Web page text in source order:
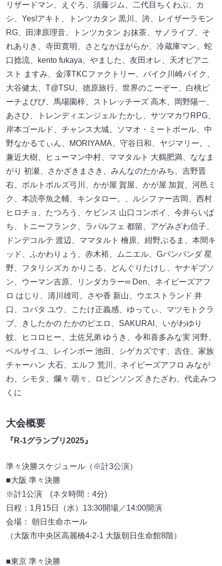
リザードマン、えぐろ、須藤ジム、二代目ちくわぶ、カ
シ、Yes!アキト、トンツカタン 黒川、誇、レイザーラモン
RG、田津原理音、トンツカタン お抹茶、サノライブ、そ
れありき、寺田寛明、さとなかほがらか、冷蔵庫マン、蛇
口捻流、kento fukaya、やました、友田オレ、天才ピアニ
スト ますみ、金澤TKCファクトリー、バイク川崎バイク、
大谷健太、T@TSU、徳原旅行、世界のこーぞー、白桃ピ
ーチよぴぴ、馬場園梓、ストレッチーズ 高木、岡野陽一、
あさひ、トレンディエンジェル たかし、サツマカワRPG、
岸本ゴールド、チャンス大城、ソマオ・ミートボール、中
野なかるてぃん、MORIYAMA、守谷日和、ヤジマリー。、
兼近大樹、ヒューマン中村、ママタルト 大鶴肥満、ななま
がり 初瀬、さかざきまさき、みんなのたかみち、吉野晋
右、ボルトボルズ弓川、かが屋 賀屋、かが屋 加賀、河邑ミ
ク、本読亭魚之輔、キンタロー。、ルシファー吉岡、西村
ヒロチョ、たつろう、ケビンス 山口コンボイ、今井らいぱ
ち、トニーフランク、ラパルフェ 都留、アゲみざわ信子、
ドンデコルテ 渡辺、ママタルト 檜原、紺野ぶるま、本間キ
ッド、ふかわりょう、赤木裕、ムニエル、Gパンパンダ 星
野、フタリシズカ かりこる、どんぐりたけし、ヤナギブソ
ン、ウーマン吉原、リンダカラー∞ Den、ネイビーズアフ
ロ はじり、清川雄司、さや香 新山、ウエストランド 井
口、コバタ ユウ、こたけ正義感、ゆってぃ、マツモトクラ
ブ、きしたかの たかのピエロ、SAKURAI、いがわゆり
蚊、ヒコロヒー、土佐兄弟 ゆうき、令和喜多みな実 河野、
ベルサイユ、レインボー 池田、シゲカズです、吉住、家族
チャーハン 大石、エルフ 荒川、ネイビーズアフロ みなが
わ、シモタ、爛々 萌々、ロビンソンズ きたざわ、代走みつ
くに
大会概要
『R-1グランプリ2025』
準々決勝スケジュール（※計3公演）
■大阪 準々決勝
※計1公演 (ネタ時間：4分)
日程：1月15日（水）13:30開場／14:00開演
会場： 朝日生命ホール
（大阪市中央区高麗橋4-2-1 大阪朝日生命館8階）
■東京 準々決勝